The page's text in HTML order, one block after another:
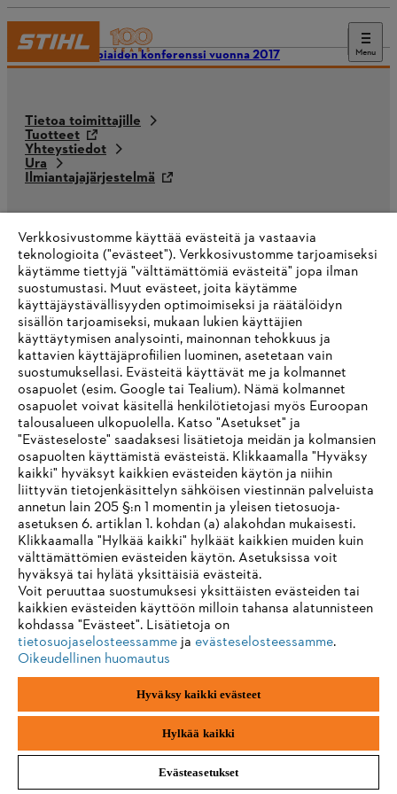
Menu
alikauppiaiden konferenssi vuonna 2017
Tietoa toimittajille
Tuotteet
Yhteystiedot
Ura
Ilmiantajajärjestelmä
JälkiYksityisyyden suojaEvästetiedot
ANDREAS STIHL AG & Co. KG ©2023
Verkkosivustomme käyttää evästeitä ja vastaavia
teknologioita ("evästeet"). Verkkosivustomme tarjoamiseksi
käytämme tiettyjä "välttämättömiä evästeitä" jopa ilman
suostumustasi. Muut evästeet, joita käytämme
käyttäjäystävällisyyden optimoimiseksi ja räätälöidyn
sisällön tarjoamiseksi, mukaan lukien käyttäjien
käyttäytymisen analysointi, mainonnan tehokkuus ja
kattavien käyttäjäprofiilien luominen, asetetaan vain
suostumuksellasi. Evästeitä käyttävät me ja kolmannet
osapuolet (esim. Google tai Tealium). Nämä kolmannet
osapuolet voivat käsitellä henkilötietojasi myös Euroopan
talousalueen ulkopuolella. Katso "Asetukset" ja
"Evästeseloste" saadaksesi lisätietoja meidän ja kolmansien
osapuolten käyttämistä evästeistä. Klikkaamalla "Hyväksy
kaikki" hyväksyt kaikkien evästeiden käytön ja niihin
liittyvän tietojenkäsittelyn sähköisen viestinnän palveluista
annetun lain 205 §:n 1 momentin ja yleisen tietosuoja-
asetuksen 6. artiklan 1. kohdan (a) alakohdan mukaisesti.
Klikkaamalla "Hylkää kaikki" hylkäät kaikkien muiden kuin
välttämättömien evästeiden käytön. Asetuksissa voit
hyväksyä tai hylätä yksittäisiä evästeitä.
Voit peruuttaa suostumuksesi yksittäisten evästeiden tai
kaikkien evästeiden käyttöön milloin tahansa alatunnisteen
kohdassa "Evästeet". Lisätietoja on
tietosuojaselosteessammeja evästeselosteessamme.
Oikeudellinen huomautus
Hyväksy kaikki evästeet
Hylkää kaikki
Evästeasetukset